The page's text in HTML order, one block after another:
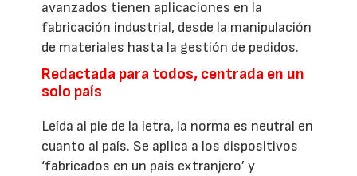
avanzados tienen aplicaciones en la
fabricación industrial, desde la manipulación
de materiales hasta la gestión de pedidos.
Redactada para todos, centrada en un
solo país
Leída al pie de la letra, la norma es neutral en
cuanto al país. Se aplica a los dispositivos
‘fabricados en un país extranjero’ y